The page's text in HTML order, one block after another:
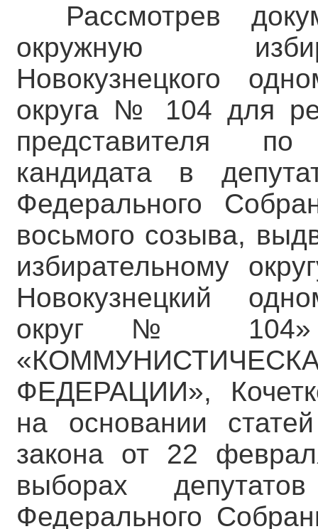
Рассмотрев
окружную
Новокузнецкого
округа № 104 для
представителя
кандидата в
Федерального
восьмого созыва,
избирательному
Новокузнецкий
округ № 104»
ФЕДЕРАЦИИ»,
на основании
закона от 22
выборах
Федерального